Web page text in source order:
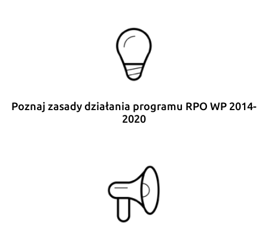
Poznaj zasady działania programu RPO WP 2014-
2020